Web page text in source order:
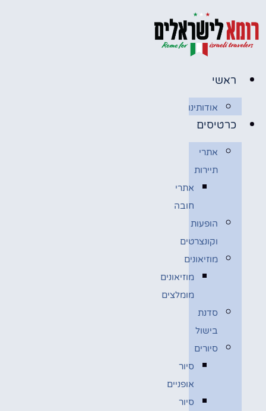
ראשי
אודותינו
כרטיסים
אתרי
תיירות
אתרי
חובה
הופעות
וקונצרטים
מוזיאונים
מוזיאונים
מומלצים
סדנת
בישול
סיורים
סיור
אופניים
סיור